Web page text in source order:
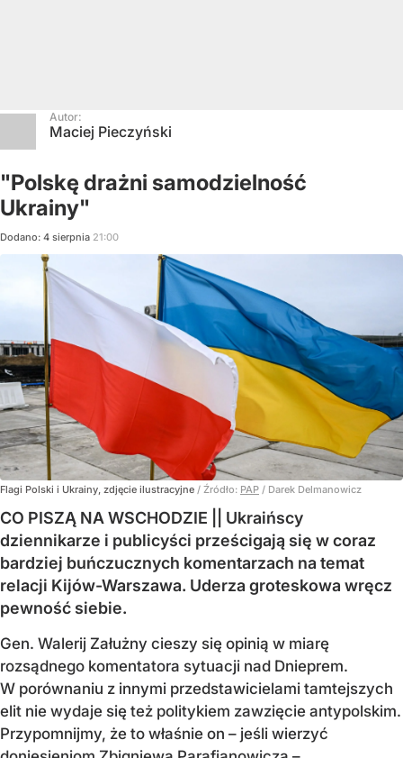
Autor:
Maciej Pieczyński
"Polskę drażni samodzielność
Ukrainy"
Dodano: 4 sierpnia 21:00
Flagi Polski i Ukrainy, zdjęcie ilustracyjne / Źródło: PAP / Darek Delmanowicz
CO PISZĄ NA WSCHODZIE || Ukraińscy
dziennikarze i publicyści prześcigają się w coraz
bardziej buńczucznych komentarzach na temat
relacji Kijów-Warszawa. Uderza groteskowa wręcz
pewność siebie.
Gen. Walerij Załużny cieszy się opinią w miarę
rozsądnego komentatora sytuacji nad Dnieprem.
W porównaniu z innymi przedstawicielami tamtejszych
elit nie wydaje się też politykiem zawzięcie antypolskim.
Przypomnijmy, że to właśnie on – jeśli wierzyć